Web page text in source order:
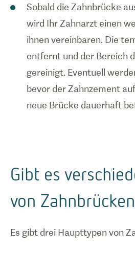
Sobald die Zahnbrücke
wird Ihr Zahnarzt einen
ihnen vereinbaren. Die
entfernt und der Bereich
gereinigt. Eventuell
bevor der Zahnzement
neue Brücke dauerhaft
Gibt es
von
Es gibt drei Haupttypen von